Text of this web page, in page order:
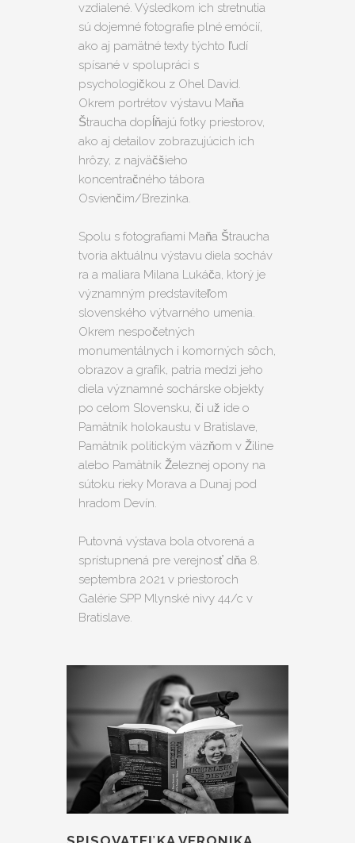
vzdialené. Výsledkom ich stretnutia
sú dojemné fotografie plné emócií,
ako aj pamätné texty týchto ľudí
spísané v spolupráci s
psychologičkou z Ohel David.
Okrem portrétov výstavu Maňa
Štraucha dopĺňajú fotky priestorov,
ako aj detailov zobrazujúcich ich
hrôzy, z najväčšieho
koncentračného tábora
Osvienčim/Brezinka.
Spolu s fotografiami Maňa Štraucha
tvoria aktuálnu výstavu diela socháv
ra a maliara Milana Lukáča, ktorý je
významným predstaviteľom
slovenského výtvarného umenia.
Okrem nespočetných
monumentálnych i komorných sôch,
obrazov a grafík, patria medzi jeho
diela významné sochárske objekty
po celom Slovensku, či už ide o
Pamätník holokaustu v Bratislave,
Pamätník politickým väzňom v Žiline
alebo Pamätník Železnej opony na
sútoku rieky Morava a Dunaj pod
hradom Devín.
Putovná výstava bola otvorená a
sprístupnená pre verejnosť dňa 8.
septembra 2021 v priestoroch
Galérie SPP Mlynské nivy 44/c v
Bratislave.